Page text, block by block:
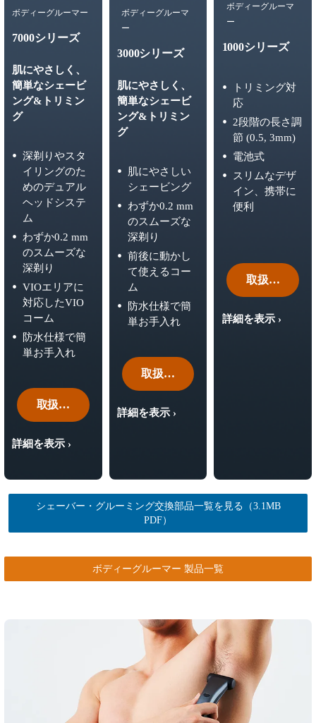
ボディーグルーマー
7000シリーズ
肌にやさしく、
簡単なシェービ
ング&トリミン
グ
深剃りやスタ
イリングのた
めのデュアル
ヘッドシステ
ム
わずか0.2 mm
のスムーズな
深剃り
VIOエリアに
対応したVIO
コーム
防水仕様で簡
単お手入れ
取扱い販売店
詳細を表示 ›
ボディーグルーマ
ー
3000シリーズ
肌にやさしく、
簡単なシェービ
ング&トリミン
グ
肌にやさしい
シェービング
わずか0.2 mm
のスムーズな
深剃り
前後に動かし
て使えるコー
ム
防水仕様で簡
単お手入れ
取扱い販売店
詳細を表示 ›
ボディーグルーマ
ー
1000シリーズ
トリミング対
応
2段階の長さ調
節 (0.5, 3mm)
電池式
スリムなデザ
イン、携帯に
便利
取扱い販売店
詳細を表示 ›
シェーバー・グルーミング交換部品一覧を見る（3.1MB
PDF）
ボディーグルーマー 製品一覧